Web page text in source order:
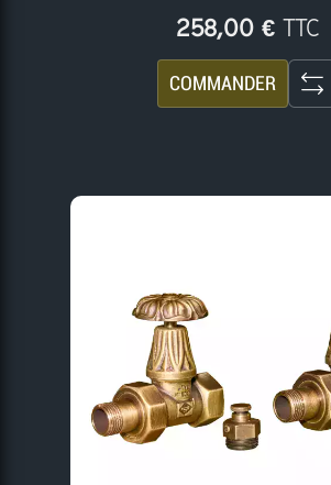
258,00 € TTC
COMMANDER